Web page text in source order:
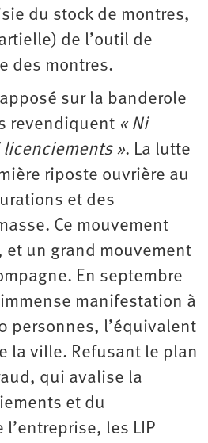
du stock de montres,
de l’outil de
des montres.
sur la banderole
revendiquent « Ni
». La lutte
riposte ouvrière au
et des
Ce mouvement
et un grand mouvement
En septembre
manifestation à
personnes, l’équivalent
la ville. Refusant le plan
qui avalise la
et du
les LIP